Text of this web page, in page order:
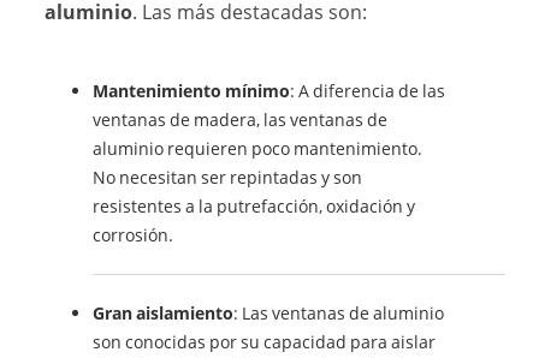
aluminio. Las más destacadas son:
Mantenimiento mínimo: A diferencia de las
ventanas de madera, las ventanas de
aluminio requieren poco mantenimiento.
No necesitan ser repintadas y son
resistentes a la putrefacción, oxidación y
corrosión.
Gran aislamiento: Las ventanas de aluminio
son conocidas por su capacidad para aislar